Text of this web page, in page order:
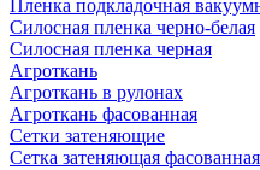
Пленка подкладочная
Силосная пленка черно-белая
Силосная пленка черная
Агроткань
Агроткань в рулонах
Агроткань фасованная
Сетки затеняющие
Сетка затеняющая фасованная